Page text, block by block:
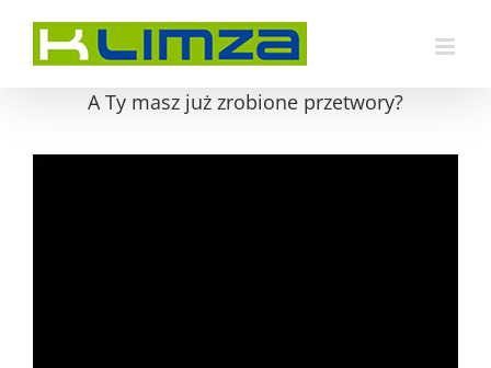
zawartości
A Ty masz już zrobione przetwory?